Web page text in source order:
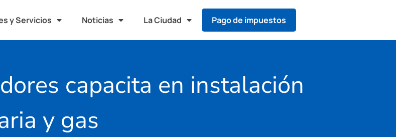
y Servicios Noticias La Ciudad Pago de impuestos
capacita en instalación
y gas